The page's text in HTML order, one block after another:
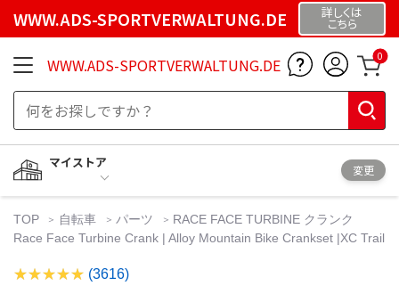
WWW.ADS-SPORTVERWALTUNG.DE 詳しくは
こちら
WWW.ADS-SPORTVERWALTUNG.DE 0
マイストア
変更
TOP 自転車 パーツ
RACE FACE TURBINE クランク
Race Face Turbine Crank | Alloy Mountain Bike Crankset |XC Trail
(3616)